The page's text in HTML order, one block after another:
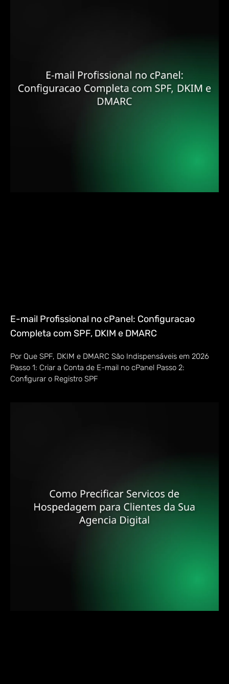
E-mail Profissional no cPanel: Configuracao
Completa com SPF, DKIM e DMARC
Por Que SPF, DKIM e DMARC São Indispensáveis em 2026
Passo 1: Criar a Conta de E-mail no cPanel Passo 2:
Configurar o Registro SPF